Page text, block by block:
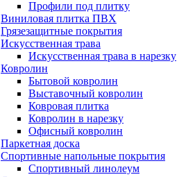
Профили под плитку
Виниловая плитка ПВХ
Грязезащитные покрытия
Искусственная трава
Искусственная трава в нарезку
Ковролин
Бытовой ковролин
Выставочный ковролин
Ковровая плитка
Ковролин в нарезку
Офисный ковролин
Паркетная доска
Спортивные напольные покрытия
Спортивный линолеум